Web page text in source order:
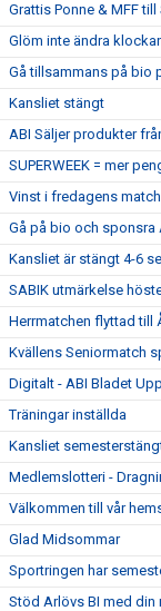
Grattis Ponne & MFF till
Glöm inte ändra
Gå tillsammans på bio
Kansliet stängt
ABI Säljer produkter
SUPERWEEK = mer
Vinst i fredagens match
Gå på bio och sponsra
Kansliet är stängt 4-6
SABIK utmärkelse
Herrmatchen flyttad till
Kvällens Seniormatch
Digitalt - ABI Bladet
Träningar inställda
Kansliet
Medlemslotteri -
Välkommen till vår
Glad Midsommar
Sportringen har
Stöd Arlövs BI med din